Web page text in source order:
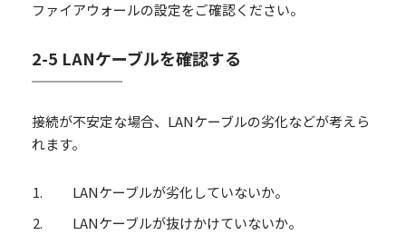
ファイアウォールの設定をご確認ください。
2-5 LANケーブルを確認する
接続が不安定な場合、LANケーブルの劣化などが考えら
れます。
LANケーブルが劣化していないか。
LANケーブルが抜けかけていないか。